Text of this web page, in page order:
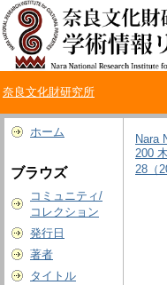
奈良文化財研究所
ホーム
ブラウズ
コミュニティ/
コレクション
発行日
著者
タイトル
Nara
200
28（